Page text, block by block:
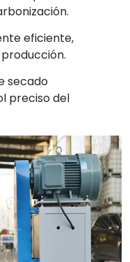
eficiente,
secado
preciso del